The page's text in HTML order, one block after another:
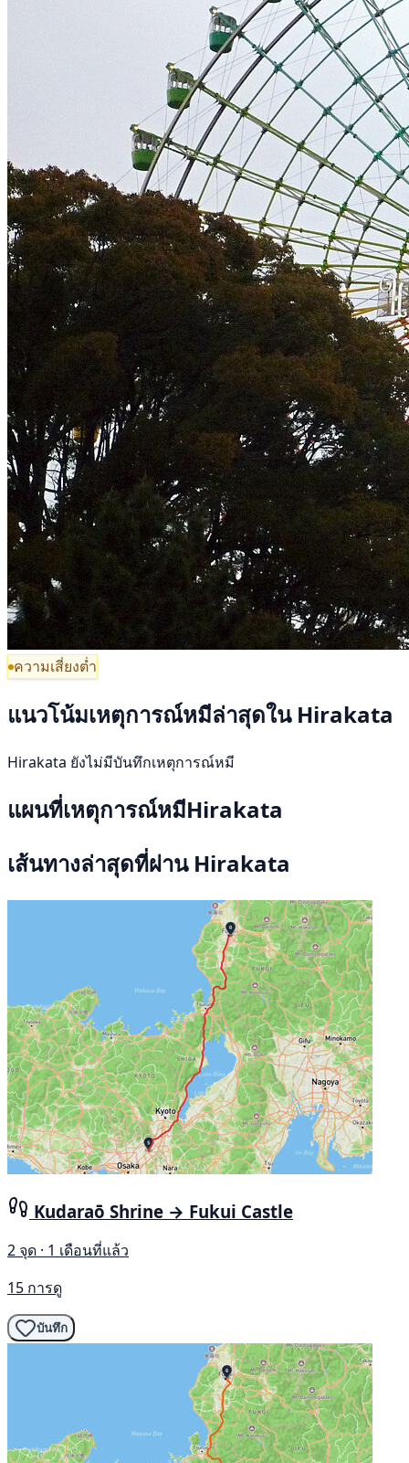
ความเสี่ยงต่ำ
แนวโน้มเหตุการณ์หมีล่าสุดใน Hirakata
Hirakata ยังไม่มีบันทึกเหตุการณ์หมี
แผนที่เหตุการณ์หมีHirakata
เส้นทางล่าสุดที่ผ่าน Hirakata
Kudaraō Shrine → Fukui Castle
2 จุด · 1 เดือนที่แล้ว
15 การดู
บันทึก